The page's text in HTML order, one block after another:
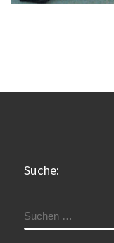
Suche:
SUCHE